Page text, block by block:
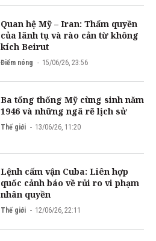
Quan hệ Mỹ – Iran: Thẩm quyền
của lãnh tụ và rào cản từ không
kích Beirut
Điểm nóng 15/06/26, 23:56
Ba tổng thống Mỹ cùng sinh năm
1946 và những ngã rẽ lịch sử
Thế giới 13/06/26, 11:20
Lệnh cấm vận Cuba: Liên hợp
quốc cảnh báo về rủi ro vi phạm
nhân quyền
Thế giới 12/06/26, 22:11